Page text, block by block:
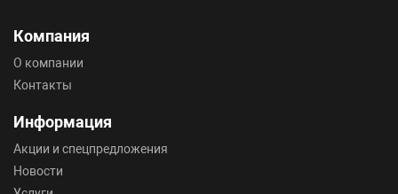
Компания
О компании
Контакты
Информация
Акции и спецпредложения
Новости